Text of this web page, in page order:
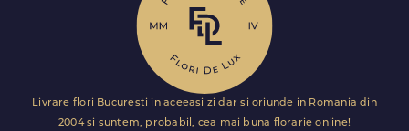
Livrare flori Bucuresti in aceeasi zi dar si oriunde in Romania din
2004 si suntem, probabil, cea mai buna florarie online!